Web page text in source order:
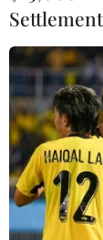
Theo dõi
TIN